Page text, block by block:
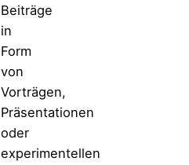
Beiträge
in
Form
von
Vorträgen,
Präsentationen
oder
experimentellen